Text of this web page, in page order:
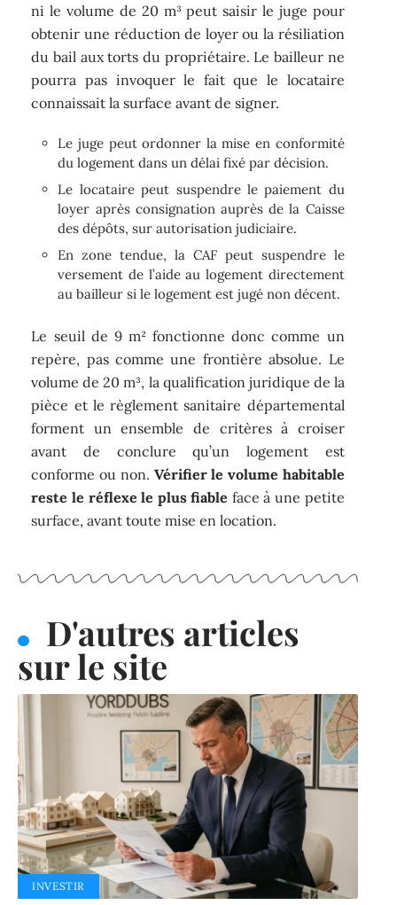
ni le volume de 20 m³ peut saisir le juge pour
obtenir une réduction de loyer ou la résiliation
du bail aux torts du propriétaire. Le bailleur ne
pourra pas invoquer le fait que le locataire
connaissait la surface avant de signer.
Le juge peut ordonner la mise en conformité
du logement dans un délai fixé par décision.
Le locataire peut suspendre le paiement du
loyer après consignation auprès de la Caisse
des dépôts, sur autorisation judiciaire.
En zone tendue, la CAF peut suspendre le
versement de l’aide au logement directement
au bailleur si le logement est jugé non décent.
Le seuil de 9 m² fonctionne donc comme un
repère, pas comme une frontière absolue. Le
volume de 20 m³, la qualification juridique de la
pièce et le règlement sanitaire départemental
forment un ensemble de critères à croiser
avant de conclure qu’un logement est
conforme ou non. Vérifier le volume habitable
reste le réflexe le plus fiable face à une petite
surface, avant toute mise en location.
D'autres articles
sur le site
INVESTIR